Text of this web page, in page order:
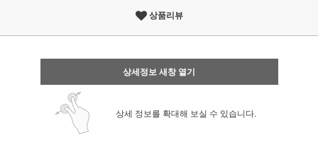
상품리뷰
상세정보 새창 열기
상세 정보를 확대해 보실 수 있습니다.